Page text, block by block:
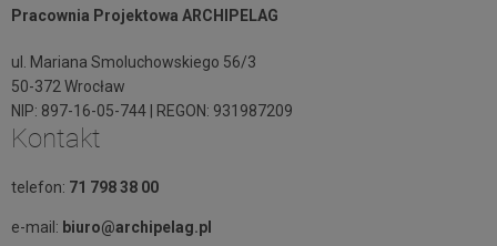
Pracownia Projektowa ARCHIPELAG
ul. Mariana Smoluchowskiego 56/3
50-372 Wrocław
NIP: 897-16-05-744 | REGON: 931987209
Kontakt
telefon: 71 798 38 00
e-mail: biuro@archipelag.pl